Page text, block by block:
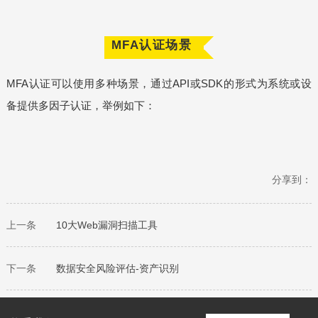
MFA认证场景
MFA认证可以使用多种场景，通过API或SDK的形式为系统或设
备提供多因子认证，举例如下：
分享到：
上一条 10大Web漏洞扫描工具
下一条 数据安全风险评估-资产识别